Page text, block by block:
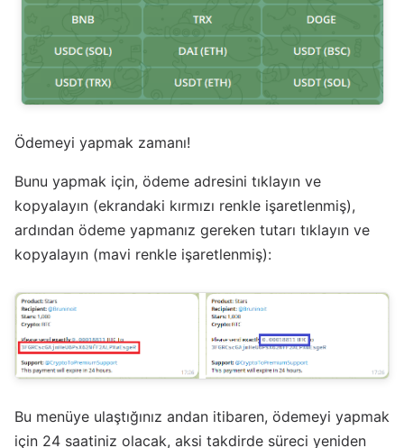
Ödemeyi yapmak zamanı!
Bunu yapmak için, ödeme adresini tıklayın ve
kopyalayın (ekrandaki kırmızı renkle işaretlenmiş),
ardından ödeme yapmanız gereken tutarı tıklayın ve
kopyalayın (mavi renkle işaretlenmiş):
Bu menüye ulaştığınız andan itibaren, ödemeyi yapmak
için 24 saatiniz olacak, aksi takdirde süreci yeniden